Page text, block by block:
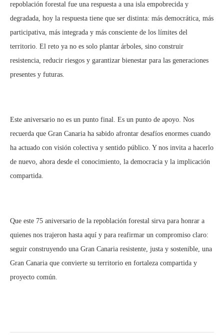
repoblación forestal fue una respuesta a una isla empobrecida y
degradada, hoy la respuesta tiene que ser distinta: más democrática, más
participativa, más integrada y más consciente de los límites del
territorio. El reto ya no es solo plantar árboles, sino construir
resistencia, reducir riesgos y garantizar bienestar para las generaciones
presentes y futuras.
Este aniversario no es un punto final. Es un punto de apoyo. Nos
recuerda que Gran Canaria ha sabido afrontar desafíos enormes cuando
ha actuado con visión colectiva y sentido público. Y nos invita a hacerlo
de nuevo, ahora desde el conocimiento, la democracia y la implicación
compartida.
Que este 75 aniversario de la repoblación forestal sirva para honrar a
quienes nos trajeron hasta aquí y para reafirmar un compromiso claro:
seguir construyendo una Gran Canaria resistente, justa y sostenible, una
Gran Canaria que convierte su territorio en fortaleza compartida y
proyecto común.